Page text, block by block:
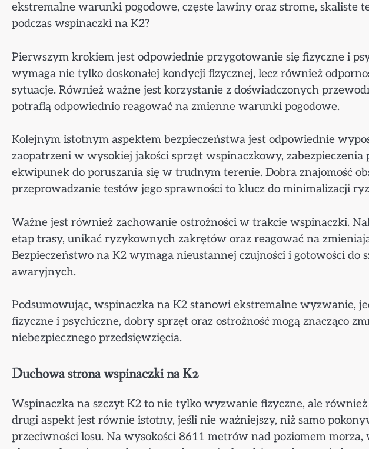
ekstremalne warunki pogodowe, częste lawiny oraz strome, skaliste
podczas wspinaczki na K2?
Pierwszym krokiem jest odpowiednie przygotowanie się fizyczne i
wymaga nie tylko doskonałej kondycji fizycznej, lecz również
sytuacje. Również ważne jest korzystanie z doświadczonych
potrafią odpowiednio reagować na zmienne warunki pogodowe.
Kolejnym istotnym aspektem bezpieczeństwa jest odpowiednie
zaopatrzeni w wysokiej jakości sprzęt wspinaczkowy,
ekwipunek do poruszania się w trudnym terenie. Dobra znajomość
przeprowadzanie testów jego sprawności to klucz do minimalizacji
Ważne jest również zachowanie ostrożności w trakcie wspinaczki.
etap trasy, unikać ryzykownych zakrętów oraz reagować na
Bezpieczeństwo na K2 wymaga nieustannej czujności i gotowości do
awaryjnych.
Podsumowując, wspinaczka na K2 stanowi ekstremalne wyzwanie,
fizyczne i psychiczne, dobry sprzęt oraz ostrożność mogą znacząco
niebezpiecznego przedsięwzięcia.
Duchowa strona wspinaczki na K2
Wspinaczka na szczyt K2 to nie tylko wyzwanie fizyczne, ale
drugi aspekt jest równie istotny, jeśli nie ważniejszy, niż samo
przeciwności losu. Na wysokości 8611 metrów nad poziomem